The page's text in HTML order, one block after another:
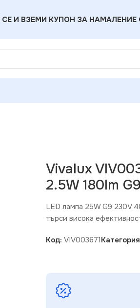
И ВЗЕМИ КУПОН ЗА НАМАЛЕНИЕ
Vivalux
2.5W 180lm
LED лампа 25W G9 230V
търси висока
Код: VIV003671